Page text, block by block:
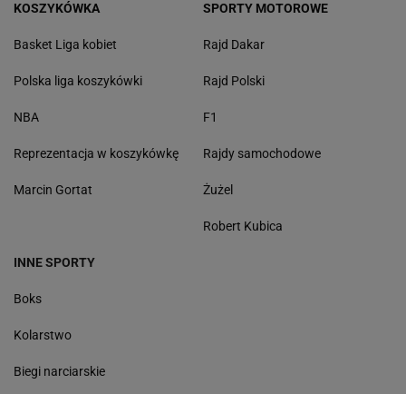
KOSZYKÓWKA
Basket Liga kobiet
Polska liga koszykówki
NBA
Reprezentacja w koszykówkę
Marcin Gortat
SPORTY MOTOROWE
Rajd Dakar
Rajd Polski
F1
Rajdy samochodowe
Żużel
Robert Kubica
INNE SPORTY
Boks
Kolarstwo
Biegi narciarskie